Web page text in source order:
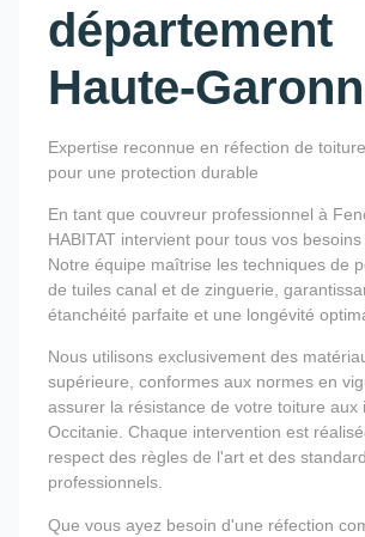
département
Haute-
Expertise reconnue en réfection de
pour une protection durable
En tant que couvreur professionnel à
HABITAT intervient pour tous vos besoins
Notre équipe maîtrise les techniques de
de tuiles canal et de zinguerie,
étanchéité parfaite et une longévité
Nous utilisons exclusivement des
supérieure, conformes aux normes en
assurer la résistance de votre toiture aux
Occitanie. Chaque intervention est
respect des règles de l'art et des
professionnels.
Que vous ayez besoin d'une réfection